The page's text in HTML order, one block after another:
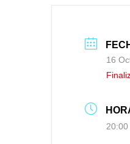
16
20:00